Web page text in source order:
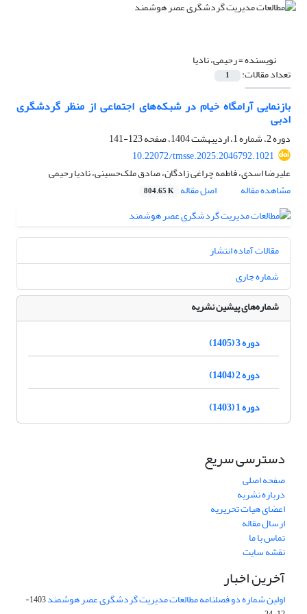
نویسنده =رحیمی، نادیا
تعداد مقالات: 1
بازنمایی آرامگاه خیام در شبکه‌های اجتماعی از منظر گردشگری
ادبی
دوره 2، شماره 1، اردیبهشت 1404، صفحه
123-141
10.22072/tmsse.2025.2046792.1021
علیرضا اسدی، فاطمه چراغی زادگان، صادق ملک‌حسینی، نادیا رحیمی
مشاهده مقاله
اصل مقاله 804.65 K
مقالات آماده انتشار
شماره جاری
شماره‌های پیشین نشریه
دوره 3 (1405)
دوره 2 (1404)
دوره 1 (1403)
دسترسی سریع
صفحه اصلی
درباره نشریه
اعضای هیات تحریریه
ارسال مقاله
تماس با ما
نقشه سایت
آخرین اخبار
اولین شماره دو فصلنامه مطالعات مدیریت گردشگری عصر هوشمند
1403-